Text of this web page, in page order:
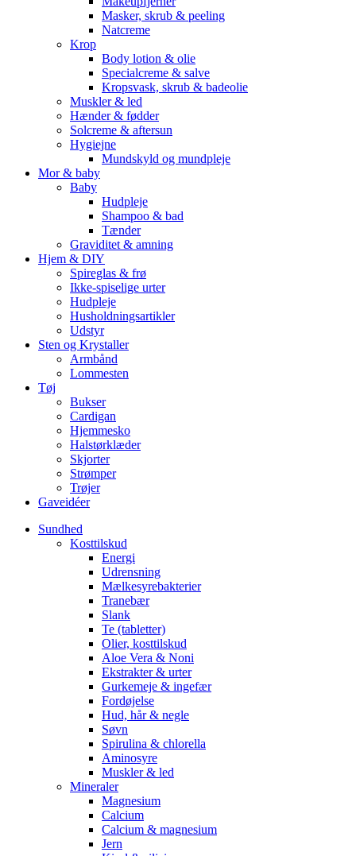
Masker, skrub & peeling
Natcreme
Krop
Body lotion & olie
Specialcreme & salve
Kropsvask, skrub & badeolie
Muskler & led
Hænder & fødder
Solcreme & aftersun
Hygiejne
Mundskyld og mundpleje
Mor & baby
Baby
Hudpleje
Shampoo & bad
Tænder
Graviditet & amning
Hjem & DIY
Spireglas & frø
Ikke-spiselige urter
Hudpleje
Husholdningsartikler
Udstyr
Sten og Krystaller
Armbånd
Lommesten
Tøj
Bukser
Cardigan
Hjemmesko
Halstørklæder
Skjorter
Strømper
Trøjer
Gaveidéer
Sundhed
Kosttilskud
Energi
Udrensning
Mælkesyrebakterier
Tranebær
Slank
Te (tabletter)
Olier, kosttilskud
Aloe Vera & Noni
Ekstrakter & urter
Gurkemeje & ingefær
Fordøjelse
Hud, hår & negle
Søvn
Spirulina & chlorella
Aminosyre
Muskler & led
Mineraler
Magnesium
Calcium
Calcium & magnesium
Jern